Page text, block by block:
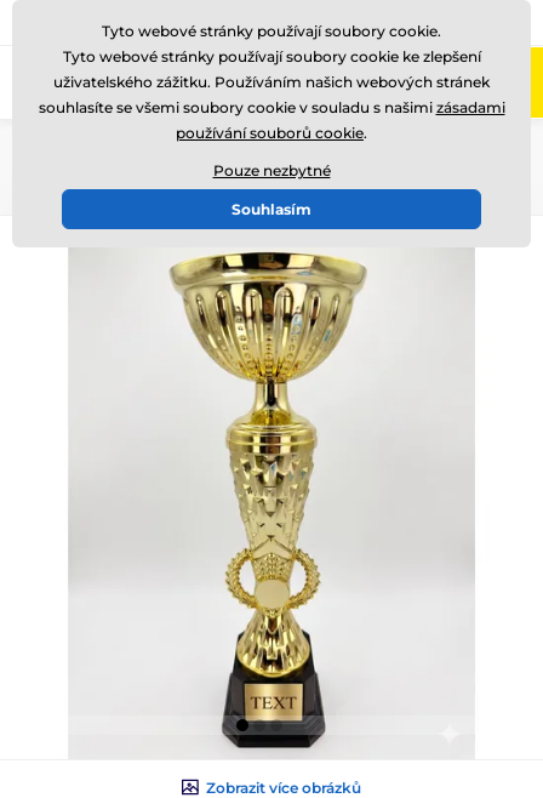
Zavolejte nám (Po-Pá 8-17)
Zobrazit více obrázků
Tyto webové stránky používají soubory cookie.
Tyto webové stránky používají soubory cookie ke zlepšení
uživatelského zážitku. Používáním našich webových stránek
souhlasíte se všemi soubory cookie v souladu s našimi zásadami
používání souborů cookie.
Pouze nezbytné
Souhlasím